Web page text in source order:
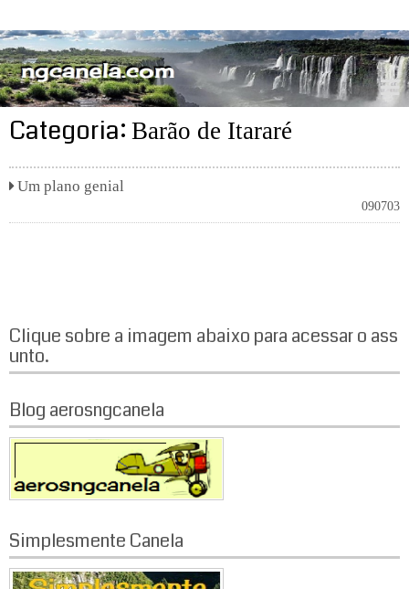
Categoria: Barão de Itararé
Um plano genial
090703
Clique sobre a imagem abaixo para acessar o ass
unto.
Blog aerosngcanela
Simplesmente Canela